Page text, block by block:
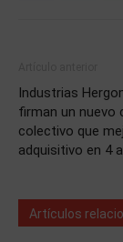
Industrias
firman un nuevo
colectivo que
adquisitivo en 4
Artículos